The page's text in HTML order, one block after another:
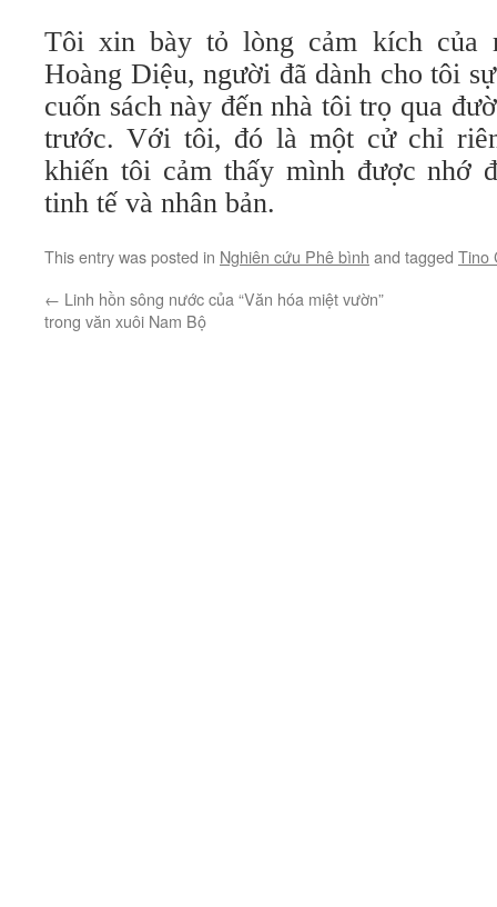
Tôi xin bày tỏ lòng cảm kích
Hoàng Diệu, người đã dành cho tôi
cuốn sách này đến nhà tôi trọ qua
trước. Với tôi, đó là một cử chỉ
khiến tôi cảm thấy mình được nhớ
tinh tế và nhân bản.
This entry was posted in Nghiên cứu Phê bình and tagged Tino
← Linh hồn sông nước của “Văn hóa miệt vườn”
trong văn xuôi Nam Bộ